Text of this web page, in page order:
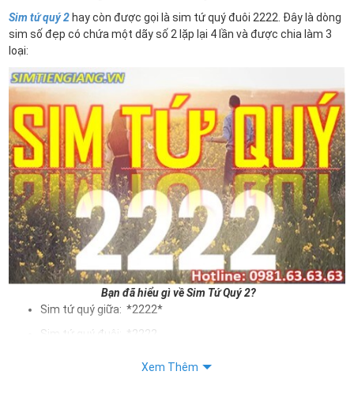
Sim tứ quý 2 hay còn được gọi là sim tứ quý đuôi 2222. Đây là dòng
sim số đẹp có chứa một dãy số 2 lặp lại 4 lần và được chia làm 3
loại:
Bạn đã hiểu gì về Sim Tứ Quý 2?
Sim tứ quý giữa: *2222*
Sim tứ quý đuôi: *2222
Xem Thêm